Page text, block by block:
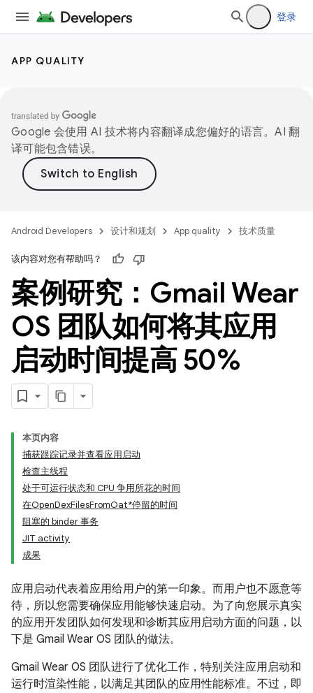
登录
APP QUALITY
Google 会使用 AI 技术将内容翻译成您偏好的语言。AI 翻
译可能包含错误。
Android Developers 设计和规划 App quality 技术质量
该内容对您有帮助吗？
案例研究：Gmail Wear
OS 团队如何将其应用
启动时间提高 50%
本页内容
捕获跟踪记录并查看应用启动
检查主线程
处于可运行状态和 CPU 争用所花的时间
在OpenDexFilesFromOat*停留的时间
阻塞的 binder 事务
JIT activity
成果
应用启动代表着应用给用户的第一印象。而用户也不愿意等
待，所以您需要确保应用能够快速启动。为了向您展示真实
的应用开发团队如何发现和诊断其应用启动方面的问题，以
下是 Gmail Wear OS 团队的做法。
Gmail Wear OS 团队进行了优化工作，特别关注应用启动和
运行时渲染性能，以满足其团队的应用性能标准。不过，即